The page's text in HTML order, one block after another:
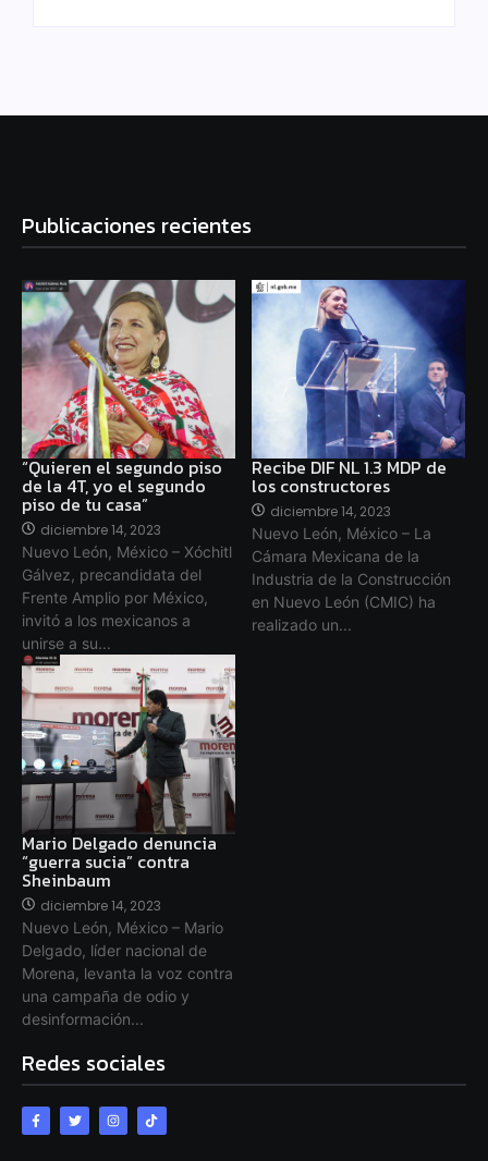
Publicaciones recientes
“Quieren el segundo piso
de la 4T, yo el segundo
piso de tu casa”
diciembre 14, 2023
Nuevo León, México – Xóchitl
Gálvez, precandidata del
Frente Amplio por México,
invitó a los mexicanos a
unirse a su...
Recibe DIF NL 1.3 MDP de
los constructores
diciembre 14, 2023
Nuevo León, México – La
Cámara Mexicana de la
Industria de la Construcción
en Nuevo León (CMIC) ha
realizado un...
Mario Delgado denuncia
“guerra sucia” contra
Sheinbaum
diciembre 14, 2023
Nuevo León, México – Mario
Delgado, líder nacional de
Morena, levanta la voz contra
una campaña de odio y
desinformación...
Redes sociales